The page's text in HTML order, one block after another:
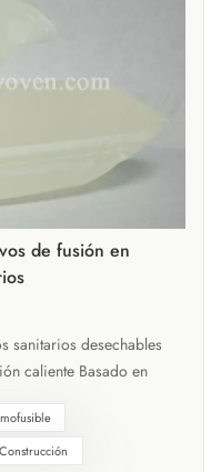
de fusión en
sanitarios desechables
caliente Basado en
y puede lograr una
después del enfriamiento